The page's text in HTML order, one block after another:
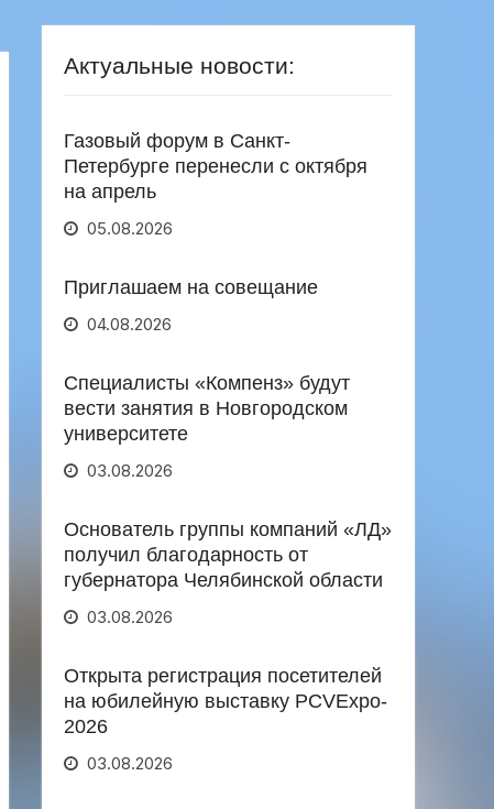
Актуальные новости:
Газовый форум в Санкт-
Петербурге перенесли с октября
на апрель
05.08.2026
Приглашаем на совещание
04.08.2026
Специалисты «Компенз» будут
вести занятия в Новгородском
университете
03.08.2026
Основатель группы компаний «ЛД»
получил благодарность от
губернатора Челябинской области
03.08.2026
Открыта регистрация посетителей
на юбилейную выставку PCVExpo-
2026
03.08.2026